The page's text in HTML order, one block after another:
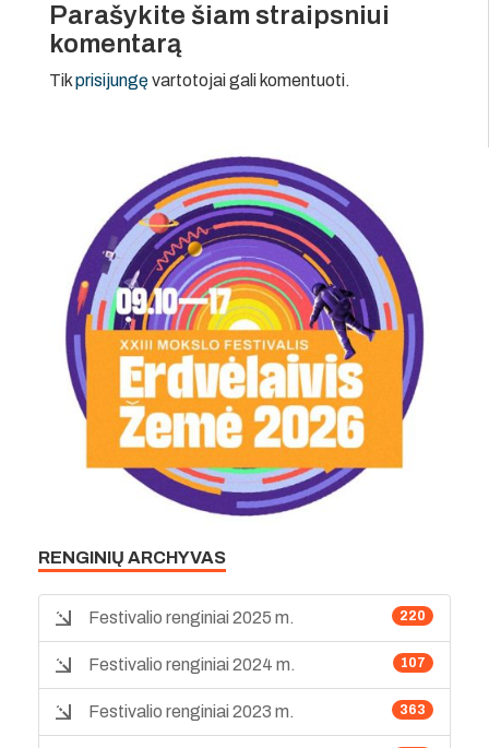
Parašykite šiam straipsniui
komentarą
Tikprisijungęvartotojai gali komentuoti.
RENGINIŲ ARCHYVAS
220
Festivalio renginiai 2025 m.
107
Festivalio renginiai 2024 m.
363
Festivalio renginiai 2023 m.